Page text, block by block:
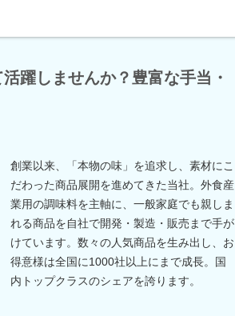
躍しませんか？豊富な手当・
創業以来、「本物の味」を追求し、素材にこ
だわった商品展開を進めてきた当社。外食産
業用の調味料を主軸に、一般家庭でも親しま
れる商品を自社で開発・製造・販売まで手が
けています。数々の人気商品を生み出し、お
得意様は全国に1000社以上にまで成長。国
内トップクラスのシェアを誇ります。